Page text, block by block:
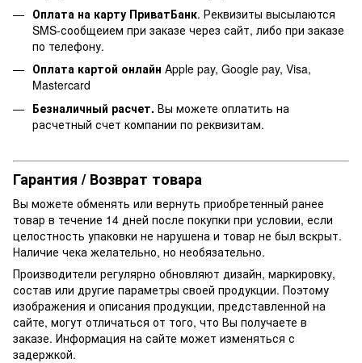
Оплата на карту ПриватБанк. Реквизиты высылаются
SMS-сообщеием при заказе через сайт, либо при заказе
по телефону.
Оплата картой онлайн Apple pay, Google pay, Visa,
Mastercard
Безналичный расчет. Вы можете оплатить на
расчетный счет компании по реквизитам.
Гарантия / Возврат товара
Вы можете обменять или вернуть приобретенный ранее
товар в течение 14 дней после покупки при условии, если
целостность упаковки не нарушена и товар не был вскрыт.
Наличие чека желательно, но необязательно.
Производители регулярно обновляют дизайн, маркировку,
состав или другие параметры своей продукции. Поэтому
изображения и описания продукции, представленной на
сайте, могут отличаться от того, что Вы получаете в
заказе. Информация на сайте может изменяться с
задержкой.